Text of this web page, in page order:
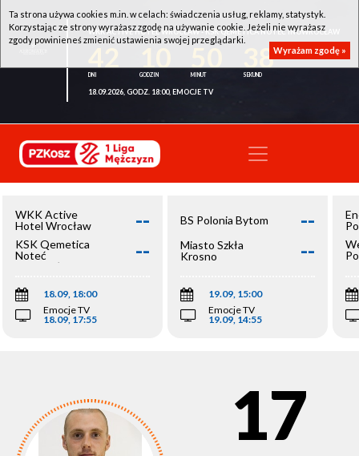
WKK ACTIVE HOTEL WROCŁAW - KSK QEMETICA NOTEĆ INOWROCŁAW
38
18.09.2026, GODZ. 18:00, EMOCJE TV
WKK Active
Hotel Wrocław
--
KSK Qemetica
Noteć
Inowrocław
--
18.09, 18:00
Emocje TV
18.09, 17:55
BS Polonia Bytom --
Miasto Szkła
Krosno
--
19.09, 15:00
Emocje TV
19.09, 14:55
17
Ta strona używa cookies m.in. w celach: świadczenia usług, reklamy, statystyk.
Korzystając ze strony wyrażasz zgodę na używanie cookie. Jeżeli nie wyrażasz
zgody powinieneś zmienić ustawienia swojej przeglądarki.
Wyrażam zgodę »